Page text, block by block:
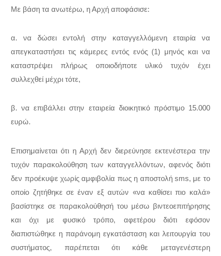
Με βάση τα ανωτέρω, η Αρχή αποφάσισε:
α. να δώσει εντολή στην καταγγελλόμενη εταιρία να
απεγκαταστήσει τις κάμερες εντός ενός (1) μηνός και να
καταστρέψει πλήρως οποιοδήποτε υλικό τυχόν έχει
συλλεχθεί μέχρι τότε,
β. να επιβάλλει στην εταιρεία διοικητικό πρόστιμο 15.000
ευρώ.
Επισημαίνεται ότι η Αρχή δεν διερεύνησε εκτενέστερα την
τυχόν παρακολούθηση των καταγγελλόντων, αφενός διότι
δεν προέκυψε χωρίς αμφιβολία πως η αποστολή sms, με το
οποίο ζητήθηκε σε έναν εξ αυτών «να καθίσει πιο καλά»
βασίστηκε σε παρακολούθησή του μέσω βιντεοεπιτήρησης
και όχι με φυσικό τρόπο, αφετέρου διότι εφόσον
διαπιστώθηκε η παράνομη εγκατάσταση και λειτουργία του
συστήματος, παρέπεται ότι κάθε μεταγενέστερη